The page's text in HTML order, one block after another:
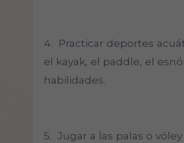
4. Practicar deportes
el kayak, el paddle, el
habilidades.
5. Jugar a las palas o